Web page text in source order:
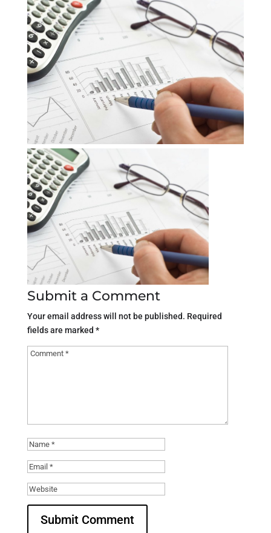
Submit a Comment
Your email address will not be published. Required
fields are marked *